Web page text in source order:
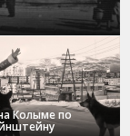
Колыме по